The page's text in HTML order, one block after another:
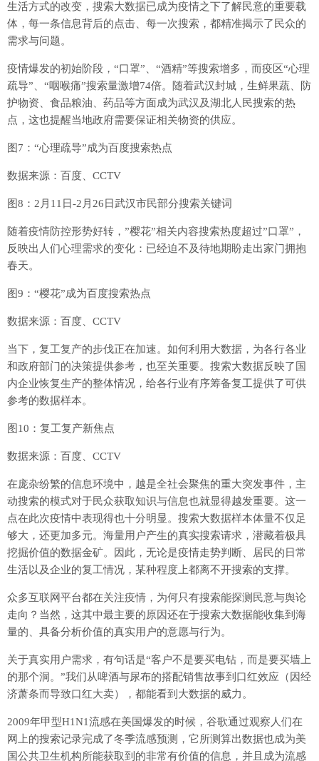
生活方式的改变，搜索大数据已成为疫情之下了解民意的重要载
体，每一条信息背后的点击、每一次搜索，都精准揭示了民众的
需求与问题。
疫情爆发的初始阶段，“口罩”、“酒精”等搜索增多，而疫区“心理
疏导”、“咽喉痛”搜索量激增74倍。随着武汉封城，生鲜果蔬、防
护物资、食品粮油、药品等方面成为武汉及湖北人民搜索的热
点，这也提醒当地政府需要保证相关物资的供应。
图7：“心理疏导”成为百度搜索热点
数据来源：百度、CCTV
图8：2月11日-2月26日武汉市民部分搜索关键词
随着疫情防控形势好转，”樱花”相关内容搜索热度超过”口罩”，
反映出人们心理需求的变化：已经迫不及待地期盼走出家门拥抱
春天。
图9：“樱花”成为百度搜索热点
数据来源：百度、CCTV
当下，复工复产的步伐正在加速。如何利用大数据，为各行各业
和政府部门的决策提供参考，也至关重要。搜索大数据反映了国
内企业恢复生产的整体情况，给各行业有序筹备复工提供了可供
参考的数据样本。
图10：复工复产新焦点
数据来源：百度、CCTV
在庞杂纷繁的信息环境中，越是全社会聚焦的重大突发事件，主
动搜索的模式对于民众获取知识与信息也就显得越发重要。这一
点在此次疫情中表现得也十分明显。搜索大数据样本体量不仅足
够大，还更加多元。海量用户产生的真实搜索请求，潜藏着极具
挖掘价值的数据金矿。因此，无论是疫情走势判断、居民的日常
生活以及企业的复工情况，某种程度上都离不开搜索的支撑。
众多互联网平台都在关注疫情，为何只有搜索能探测民意与舆论
走向？当然，这其中最主要的原因还在于搜索大数据能收集到海
量的、具备分析价值的真实用户的意愿与行为。
关于真实用户需求，有句话是“客户不是要买电钻，而是要买墙上
的那个洞。”我们从啤酒与尿布的搭配销售故事到口红效应（因经
济萧条而导致口红大卖），都能看到大数据的威力。
2009年甲型H1N1流感在美国爆发的时候，谷歌通过观察人们在
网上的搜索记录完成了冬季流感预测，它所测算出数据也成为美
国公共卫生机构所能获取到的非常有价值的信息，并且成为流感